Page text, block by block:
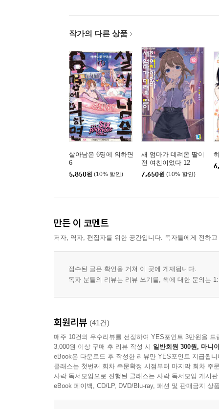
작가의 다른 상품
살아남은 6명에 의하면
6
5,850원 (10% 할인)
새 엄마가 데려온 딸이
전 여친이었다 12
7,650원 (10% 할인)
만든 이 코멘트
저자, 역자, 편집자를 위한 공간입니다. 독자들에게 전하
접수된 글은 확인을 거쳐 이 곳에 게재됩니다.
독자 분들의 리뷰는 리뷰 쓰기를, 책에 대한 문의는
회원리뷰 (41건)
매주 10건의 우수리뷰를 선정하여 YES포인트 3만원을 드
3,000원 이상 구매 후 리뷰 작성 시 일반회원 300원, 마니
eBook은 다운로드 후 작성한 리뷰만 YES포인트 지급됩니
클래스는 첫번째 회차 주문확정 시점부터 마지막 회차 주
사락 독서모임으로 진행된 클래스는 사락 독서모임 게시
eBook 페이백, CD/LP, DVD/Blu-ray, 패션 및 판매금지 상